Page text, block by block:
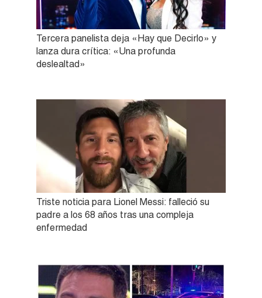
Tercera panelista deja «Hay que Decirlo» y
lanza dura crítica: «Una profunda
deslealtad»
Triste noticia para Lionel Messi: falleció su
padre a los 68 años tras una compleja
enfermedad